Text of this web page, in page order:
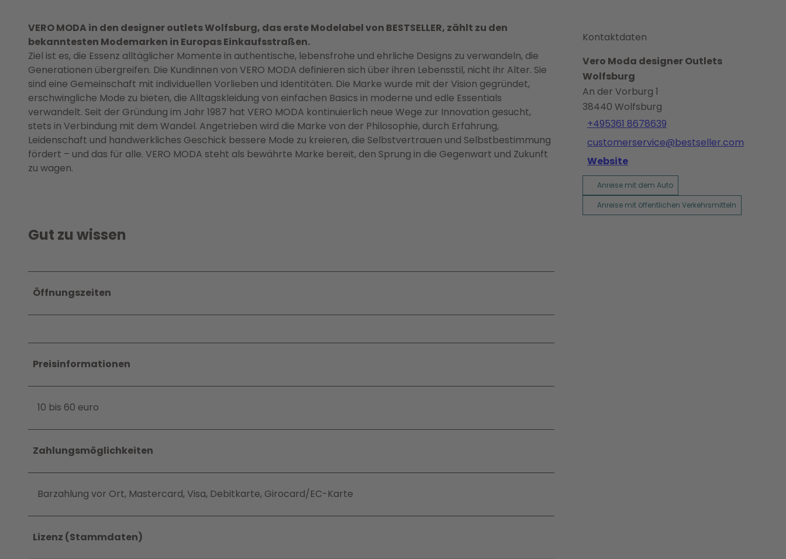
VERO MODA in den designer outlets Wolfsburg, das erste Modelabel von BESTSELLER, zählt zu den
bekanntesten Modemarken in Europas Einkaufsstraßen.
Ziel ist es, die Essenz alltäglicher Momente in authentische, lebensfrohe und ehrliche Designs zu verwandeln, die
Generationen übergreifen. Die Kundinnen von VERO MODA definieren sich über ihren Lebensstil, nicht ihr Alter. Sie
sind eine Gemeinschaft mit individuellen Vorlieben und Identitäten. Die Marke wurde mit der Vision gegründet,
erschwingliche Mode zu bieten, die Alltagskleidung von einfachen Basics in moderne und edle Essentials
verwandelt. Seit der Gründung im Jahr 1987 hat VERO MODA kontinuierlich neue Wege zur Innovation gesucht,
stets in Verbindung mit dem Wandel. Angetrieben wird die Marke von der Philosophie, durch Erfahrung,
Leidenschaft und handwerkliches Geschick bessere Mode zu kreieren, die Selbstvertrauen und Selbstbestimmung
fördert – und das für alle. VERO MODA steht als bewährte Marke bereit, den Sprung in die Gegenwart und Zukunft
zu wagen.
Gut zu wissen
Öffnungszeiten
Preisinformationen
10 bis 60 euro
Zahlungsmöglichkeiten
Barzahlung vor Ort, Mastercard, Visa, Debitkarte, Girocard/EC-Karte
Lizenz (Stammdaten)
Kontaktdaten
Vero Moda designer Outlets
Wolfsburg
An der Vorburg 1
38440 Wolfsburg
+495361 8678639
customerservice@bestseller.com
Website
Anreise mit dem Auto
Anreise mit öffentlichen Verkehrsmitteln